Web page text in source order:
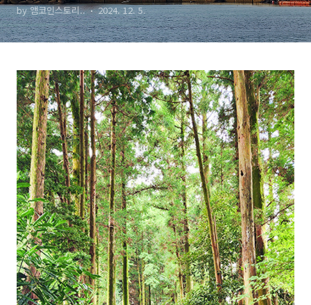
by 앰코인스토리.. 2024. 12. 5.